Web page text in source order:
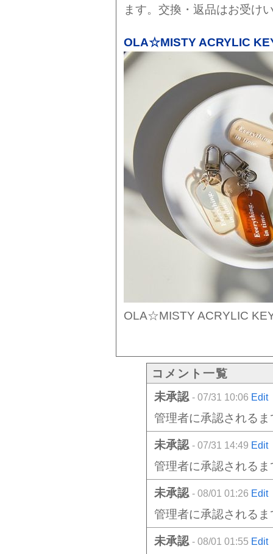
ます。交換・返品はお受け
OLA☆MISTY ACRYLIC
OLA☆MISTY ACRYLIC
コメント一覧
未承認 - 07/31 10:06 Edit
管理者に承認される
未承認 - 07/31 14:49 Edit
管理者に承認される
未承認 - 08/01 01:26 Edit
管理者に承認される
未承認 - 08/01 01:55 Edit